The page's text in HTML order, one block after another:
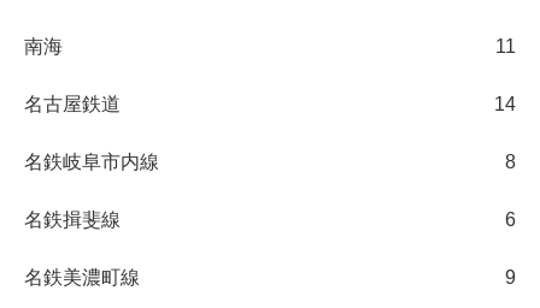
南海 11
名古屋鉄道 14
名鉄岐阜市内線 8
名鉄揖斐線 6
名鉄美濃町線 9